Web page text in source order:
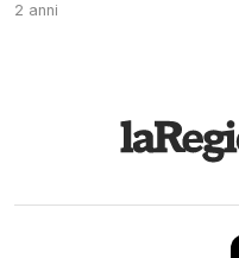
2 anni